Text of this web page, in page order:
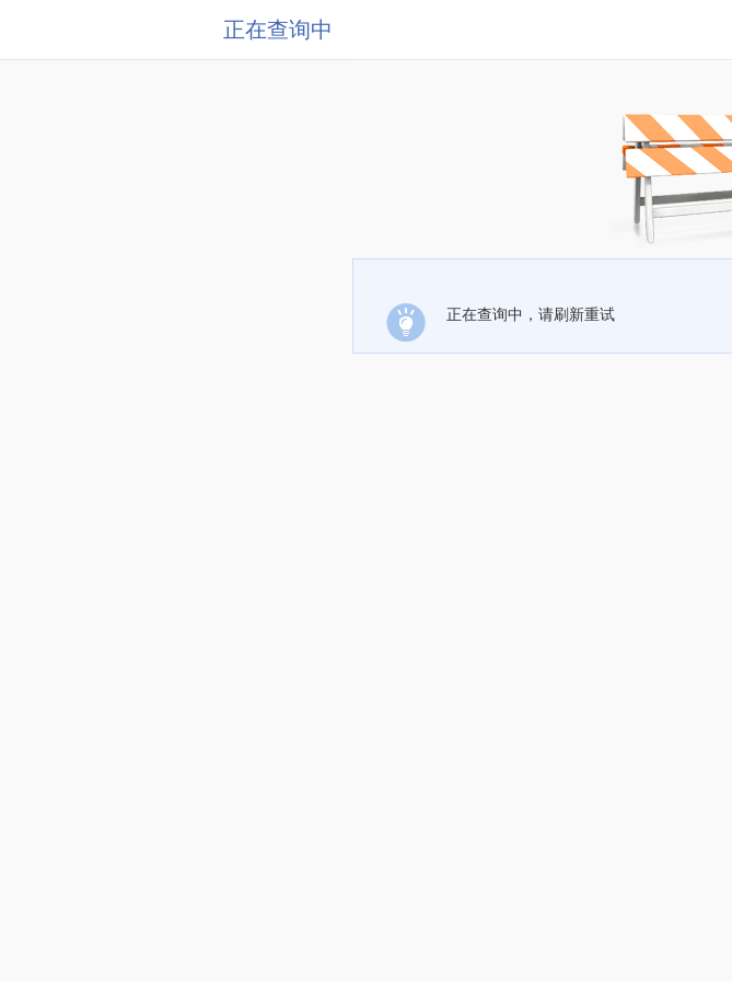
正在查询中
正在查询中，请刷新重试